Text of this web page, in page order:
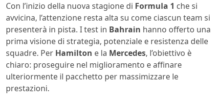
Con l’inizio della nuova stagione di Formula 1 che si
avvicina, l’attenzione resta alta su come ciascun team si
presenterà in pista. I test in Bahrain hanno offerto una
prima visione di strategia, potenziale e resistenza delle
squadre. Per Hamilton e la Mercedes, l’obiettivo è
chiaro: proseguire nel miglioramento e affinare
ulteriormente il pacchetto per massimizzare le
prestazioni.